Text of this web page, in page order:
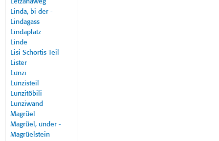
Letzanaweg
Linda, bi der -
Lindagass
Lindaplatz
Linde
Lisi Schortis Teil
Lister
Lunzi
Lunzisteil
Lunzitöbili
Lunziwand
Magrüel
Magrüel, under -
Magrüelstein